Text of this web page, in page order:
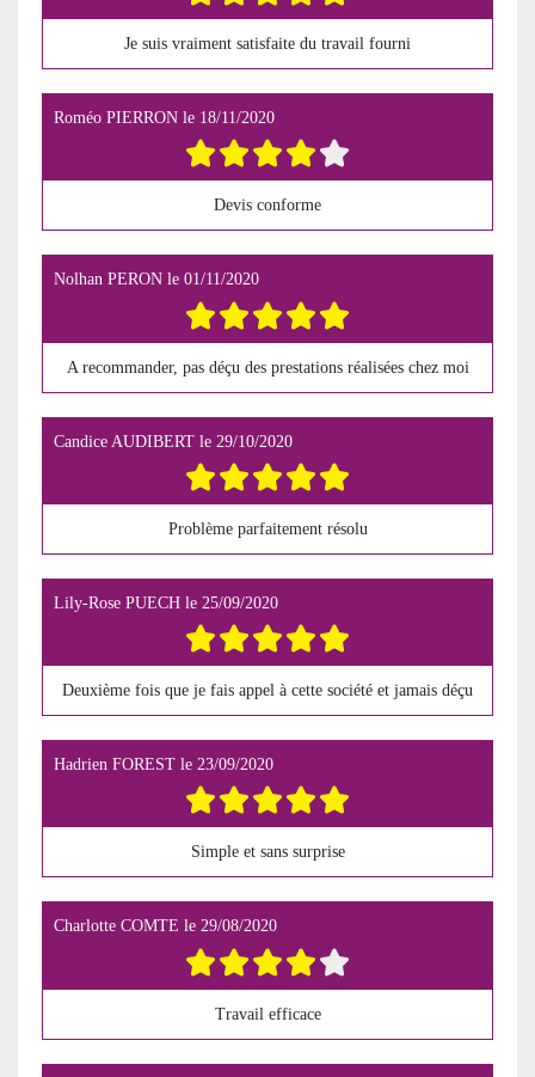
Je suis vraiment satisfaite du travail fourni
Roméo PIERRON le 18/11/2020
Devis conforme
Nolhan PERON le 01/11/2020
A recommander, pas déçu des prestations réalisées chez moi
Candice AUDIBERT le 29/10/2020
Problème parfaitement résolu
Lily-Rose PUECH le 25/09/2020
Deuxième fois que je fais appel à cette société et jamais déçu
Hadrien FOREST le 23/09/2020
Simple et sans surprise
Charlotte COMTE le 29/08/2020
Travail efficace